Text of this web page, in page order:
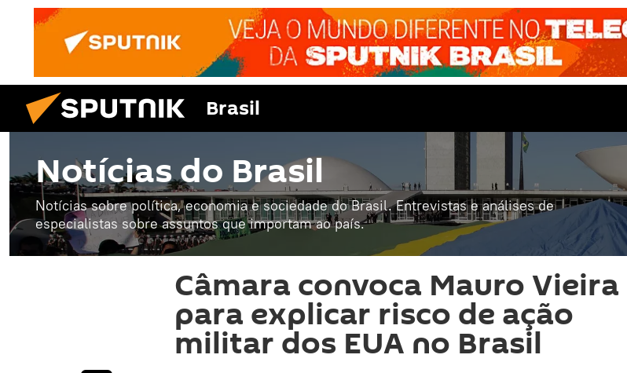
Brasil
Notícias do Brasil
Notícias sobre política, economia e sociedade do Brasil. Entrevistas e análises de
especialistas sobre assuntos que importam ao país.
Câmara convoca Mauro Vieira
para explicar risco de ação
militar dos EUA no Brasil